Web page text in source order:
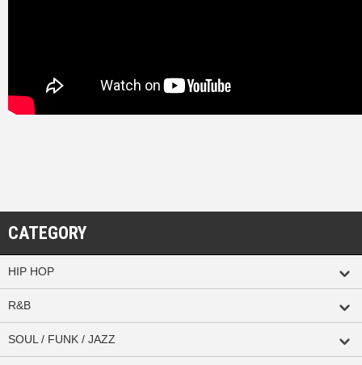
CATEGORY
HIP HOP
R&B
SOUL / FUNK / JAZZ